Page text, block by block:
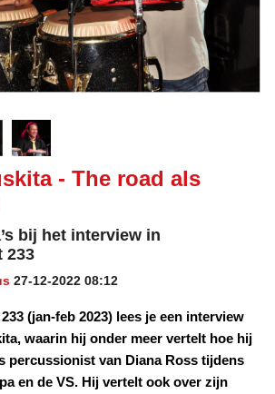
- The road als
bij het interview in
233
27-12-2022 08:12
(jan-feb 2023) lees je een interview
waarin hij onder meer vertelt hoe hij
percussionist van Diana Ross tijdens
en de VS. Hij vertelt ook over zijn